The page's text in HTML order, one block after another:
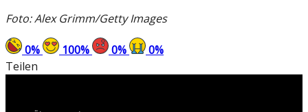
Foto: Alex Grimm/Getty Images
0% 100% 0% 0%
Teilen